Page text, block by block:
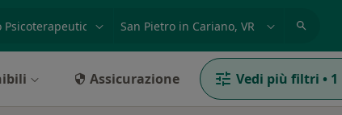
Assicurazione Vedi più filtri • 1